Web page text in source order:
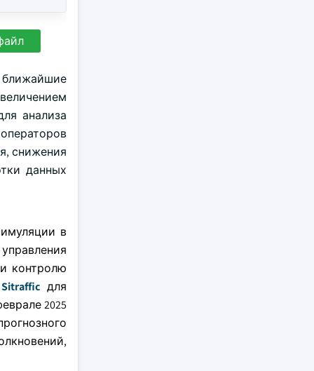
ближайшие
анализа
снижения
данных
в
контролю
Sitrafficдля
2025